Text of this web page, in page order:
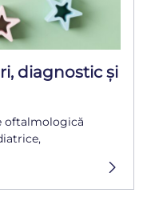
diagnostic și
oftalmologică